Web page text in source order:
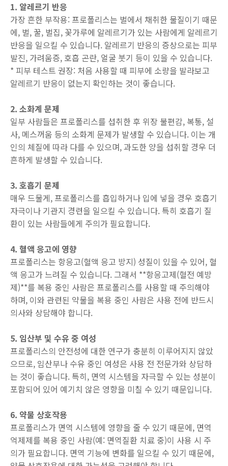
1. 알레르기 반응
가장 흔한 부작용: 프로폴리스는 벌에서 채취한 물질이기 때문
에, 벌, 꿀, 벌집, 꽃가루에 알레르기가 있는 사람에게 알레르기
반응을 일으킬 수 있습니다. 알레르기 반응의 증상으로는 피부
발진, 가려움증, 호흡 곤란, 얼굴 붓기 등이 있을 수 있습니다.
* 피부 테스트 권장: 처음 사용할 때 피부에 소량을 발라보고
알레르기 반응이 없는지 확인하는 것이 좋습니다.
2. 소화계 문제
일부 사람들은 프로폴리스를 섭취한 후 위장 불편감, 복통, 설
사, 메스꺼움 등의 소화계 문제가 발생할 수 있습니다. 이는 개
인의 체질에 따라 다를 수 있으며, 과도한 양을 섭취할 경우 더
흔하게 발생할 수 있습니다.
3. 호흡기 문제
매우 드물게, 프로폴리스를 흡입하거나 입에 넣을 경우 호흡기
자극이나 기관지 경련을 일으킬 수 있습니다. 특히 호흡기 질
환이 있는 사람들에게 주의가 필요합니다.
4. 혈액 응고에 영향
프로폴리스는 항응고(혈액 응고 방지) 성질이 있을 수 있어, 혈
액 응고가 느려질 수 있습니다. 그래서 **항응고제(혈전 예방
제)**를 복용 중인 사람은 프로폴리스를 사용할 때 주의해야
하며, 이와 관련된 약물을 복용 중인 사람은 사용 전에 반드시
의사와 상담해야 합니다.
5. 임산부 및 수유 중 여성
프로폴리스의 안전성에 대한 연구가 충분히 이루어지지 않았
으므로, 임산부나 수유 중인 여성은 사용 전 전문가와 상담하
는 것이 좋습니다. 특히, 면역 시스템을 자극할 수 있는 성분이
포함되어 있어 예기치 않은 영향을 미칠 수 있기 때문입니다.
6. 약물 상호작용
프로폴리스가 면역 시스템에 영향을 줄 수 있기 때문에, 면역
억제제를 복용 중인 사람(예: 면역질환 치료 중)이 사용 시 주
의가 필요합니다. 면역 기능에 변화를 일으킬 수 있기 때문에,